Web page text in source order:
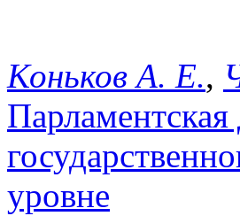
Коньков А. Е.,
уровне